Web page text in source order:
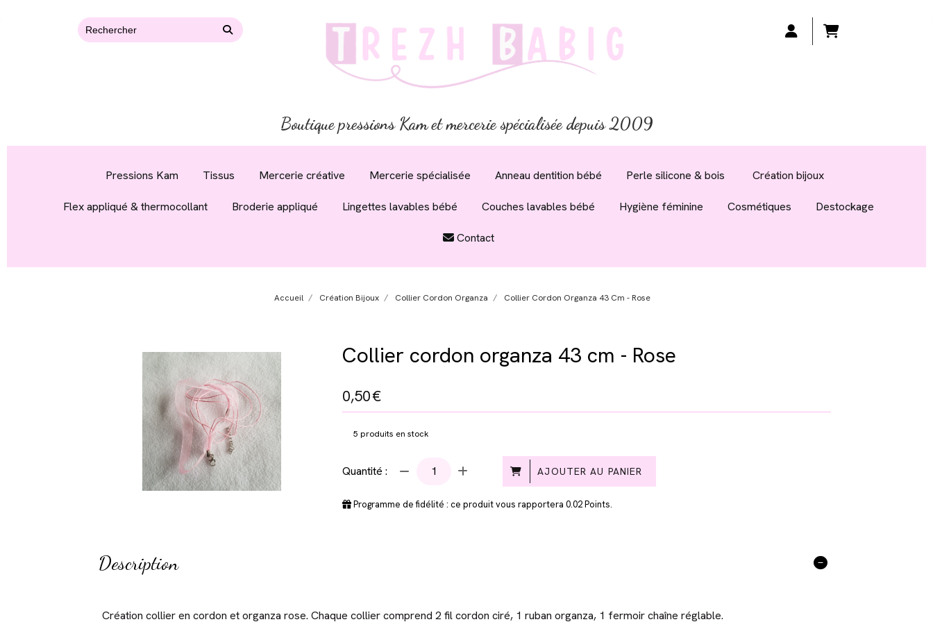
Boutique pressions Kam et mercerie spécialisée depuis 2009
Pressions Kam Tissus Mercerie créative Mercerie spécialisée Anneau dentition bébé Perle silicone & bois Création bijoux
Flex appliqué & thermocollant Broderie appliqué Lingettes lavables bébé Couches lavables bébé Hygiène féminine Cosmétiques Destockage
Contact
Accueil Création Bijoux Collier Cordon Organza Collier Cordon Organza 43 Cm - Rose
Collier cordon organza 43 cm - Rose
0,50€
5 produits en stock
Quantité : AJOUTER AU PANIER
Programme de fidélité : ce produit vous rapportera0.02Points.
Description
Création collier en cordon et organza rose. Chaque collier comprend 2 fil cordon ciré, 1 ruban organza, 1 fermoir chaîne réglable.